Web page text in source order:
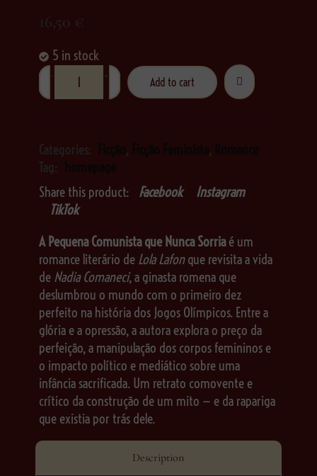
16,50 €
5 in stock
+ Add to cart
Categories: Ficção, Ficção Feminista, Romance
Tag:
homepage
Share this product:
Facebook
Instagram
TikTok
A Pequena Comunista que Nunca Sorriaé um
romance literário de Lola Lafonque revisita a vida
de Nadia Comaneci, a ginasta romena que
deslumbrou o mundo com o primeiro dez
perfeito na história dos Jogos Olímpicos. Entre a
glória e a opressão, a autora explora o preço da
perfeição, a manipulação dos corpos femininos e
o impacto político e mediático sobre uma
infância sacrificada. Um retrato comovente e
crítico da construção de um mito — e da rapariga
que existia por trás dele.
Description